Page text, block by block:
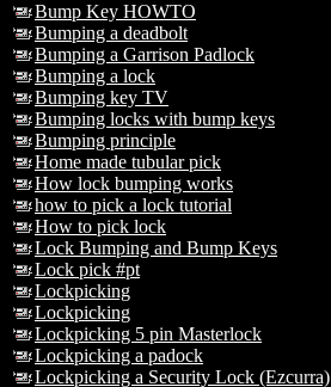
Bump Key HOWTO
Bumping a deadbolt
Bumping a Garrison Padlock
Bumping a lock
Bumping key TV
Bumping locks with bump keys
Bumping principle
Home made tubular pick
How lock bumping works
how to pick a lock tutorial
How to pick lock
Lock Bumping and Bump Keys
Lock pick #pt
Lockpicking
Lockpicking
Lockpicking 5 pin Masterlock
Lockpicking a padock
Lockpicking a Security Lock (Ezcurra)